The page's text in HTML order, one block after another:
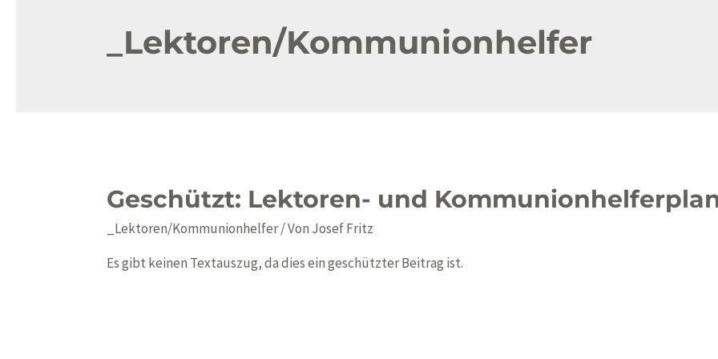
_Lektoren/Kommunionhelfer
Geschützt: Lektoren- und
_Lektoren/Kommunionhelfer/ Von Josef Fritz
Es gibt keinen Textauszug, da dies ein geschützter Beitrag ist.